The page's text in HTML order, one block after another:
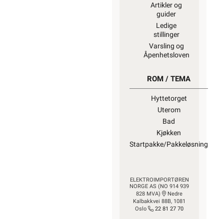
Artikler og
guider
Ledige
stillinger
Varsling og
Åpenhetsloven
ROM / TEMA
Hyttetorget
Uterom
Bad
Kjøkken
Startpakke/Pakkeløsning
ELEKTROIMPORTØREN
NORGE AS (NO 914 939
828 MVA)
Nedre
Kalbakkvei 88B, 1081
Oslo
22 81 27 70